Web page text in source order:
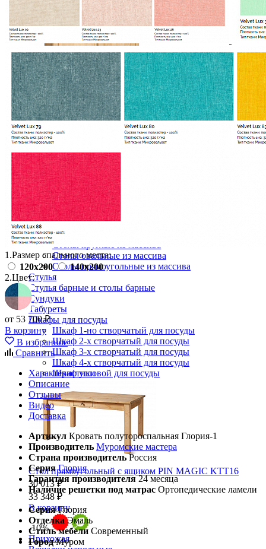
Комод PIN MAGIC KR100
51 864 ₽
57 627 ₽
В корзину
Столовая
Буфеты и бары
Комоды для кухни
Лавки и скамьи
Полки и ящики
Столы кофейные и чайные
Столы обеденные
Столы квадратные из массива
Столы круглые из массива
Столы овальные из массива
Столы прямоугольные из массива
Стулья
Стулья барные и столы барные
Сундуки
Табуреты
Шкафы для посуды
Шкаф 1-но створчатый для посуды
Шкаф 2-х створчатый для посуды
Шкаф 3-х створчатый для посуды
Шкаф 4-х створчатый для посуды
Шкаф угловой для посуды
Стол прямоугольный с ящиком PIN MAGIC KTT16
30 013 ₽
33 348 ₽
В корзину
-10%
Прихожая
1.Размер спального места:
120х200
140х200
2.Цвет:
от 53 700 ₽
В корзину
В избранное
Сравнить
Характеристики
Описание
Отзывы
Видео
Доставка
Артикул Кровать полутороспальная Глория-1
Производитель Муромские мастера
Страна производитель Россия
Серия Глория
Гарантия производителя 24 месяца
Наличие решетки под матрас Ортопедические ламели
Серия Глория
Отделка Эмаль
Стиль мебели Современный
Город Муром